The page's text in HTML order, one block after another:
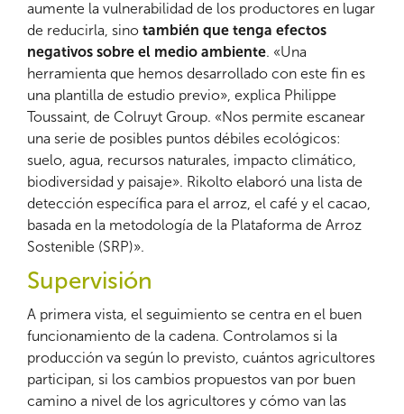
aumente la vulnerabilidad de los productores en lugar
de reducirla, sino también que tenga efectos
negativos sobre el medio ambiente. «Una
herramienta que hemos desarrollado con este fin es
una plantilla de estudio previo», explica Philippe
Toussaint, de Colruyt Group. «Nos permite escanear
una serie de posibles puntos débiles ecológicos:
suelo, agua, recursos naturales, impacto climático,
biodiversidad y paisaje». Rikolto elaboró una lista de
detección específica para el arroz, el café y el cacao,
basada en la metodología de la Plataforma de Arroz
Sostenible (SRP)».
Supervisión
A primera vista, el seguimiento se centra en el buen
funcionamiento de la cadena. Controlamos si la
producción va según lo previsto, cuántos agricultores
participan, si los cambios propuestos van por buen
camino a nivel de los agricultores y cómo van las